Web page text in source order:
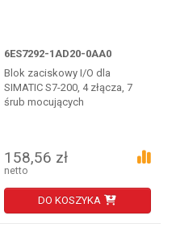
6ES7292-1AD20-0AA0
Blok zaciskowy I/O dla
SIMATIC S7-200, 4 złącza, 7
śrub mocujących
158,56 zł
netto
DO KOSZYKA